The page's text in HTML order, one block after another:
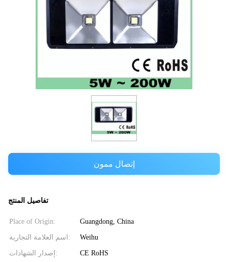
إتصال ممون
تفاصيل المنتج
Place of Origin: Guangdong, China
اسم العلامة التجارية: Weihu
إصدار الشهادات: CE RoHS